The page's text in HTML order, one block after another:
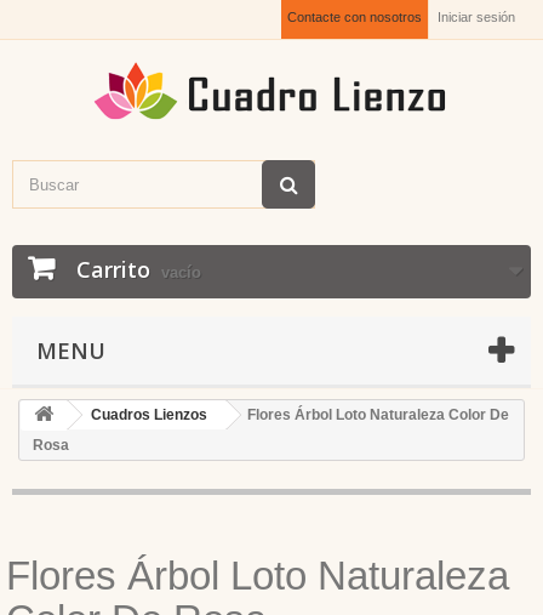
Iniciar sesión
Contacte con nosotros
Carrito vacío
MENU
Cuadros Lienzos
Flores Árbol Loto Naturaleza Color De
Rosa
Flores Árbol Loto Naturaleza